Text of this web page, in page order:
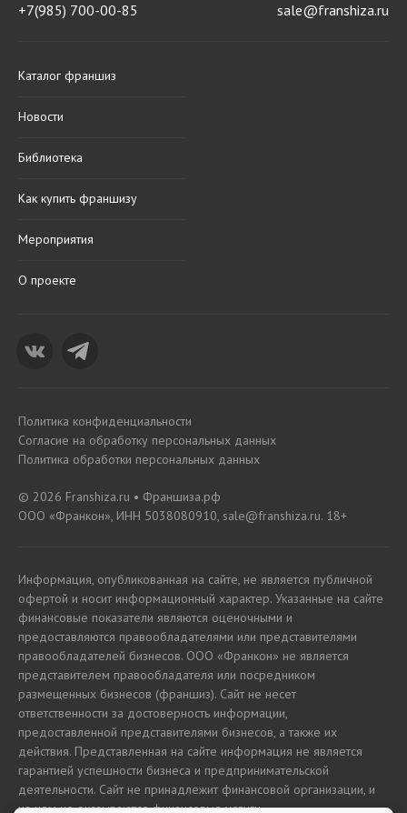
+7(985) 700-00-85 sale@franshiza.ru
Каталог франшиз
Новости
Библиотека
Как купить франшизу
Мероприятия
О проекте
Политика конфиденциальности
Согласие на обработку персональных данных
Политика обработки персональных данных
© 2026 Franshiza.ru • Франшиза.рф
ООО «Франкон», ИНН 5038080910, sale@franshiza.ru. 18+
Информация, опубликованная на сайте, не является публичной
офертой и носит информационный характер. Указанные на сайте
финансовые показатели являются оценочными и
предоставляются правообладателями или представителями
правообладателей бизнесов. ООО «Франкон» не является
представителем правообладателя или посредником
размещенных бизнесов (франшиз). Сайт не несет
ответственности за достоверность информации,
предоставленной представителями бизнесов, а также их
действия. Представленная на сайте информация не является
гарантией успешности бизнеса и предпринимательской
деятельности. Сайт не принадлежит финансовой организации, и
на нем не оказываются финансовые услуги.